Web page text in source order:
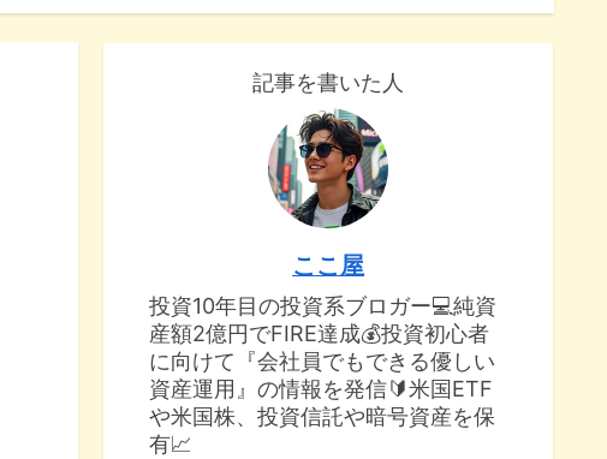
記事を書いた人
ここ屋
投資10年目の投資系ブロガー💻純資
産額2億円でFIRE達成💰投資初心者
に向けて『会社員でもできる優しい
資産運用』の情報を発信🔰米国ETF
や米国株、投資信託や暗号資産を保
有📈